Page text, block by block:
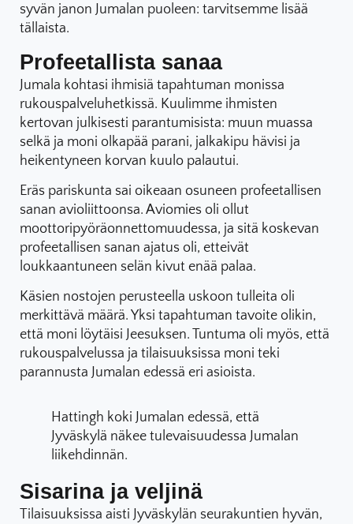
syvän janon Jumalan puoleen: tarvitsemme lisää
tällaista.
Profeetallista sanaa
Jumala kohtasi ihmisiä tapahtuman monissa
rukouspalveluhetkissä. Kuulimme ihmisten
kertovan julkisesti parantumisista: muun muassa
selkä ja moni olkapää parani, jalkakipu hävisi ja
heikentyneen korvan kuulo palautui.
Eräs pariskunta sai oikeaan osuneen profeetallisen
sanan avioliittoonsa. Aviomies oli ollut
moottoripyöräonnettomuudessa, ja sitä koskevan
profeetallisen sanan ajatus oli, etteivät
loukkaantuneen selän kivut enää palaa.
Käsien nostojen perusteella uskoon tulleita oli
merkittävä määrä. Yksi tapahtuman tavoite olikin,
että moni löytäisi Jeesuksen. Tuntuma oli myös, että
rukouspalvelussa ja tilaisuuksissa moni teki
parannusta Jumalan edessä eri asioista.
Hattingh koki Jumalan edessä, että
Jyväskylä näkee tulevaisuudessa Jumalan
liikehdinnän.
Sisarina ja veljinä
Tilaisuuksissa aisti Jyväskylän seurakuntien hyvän,